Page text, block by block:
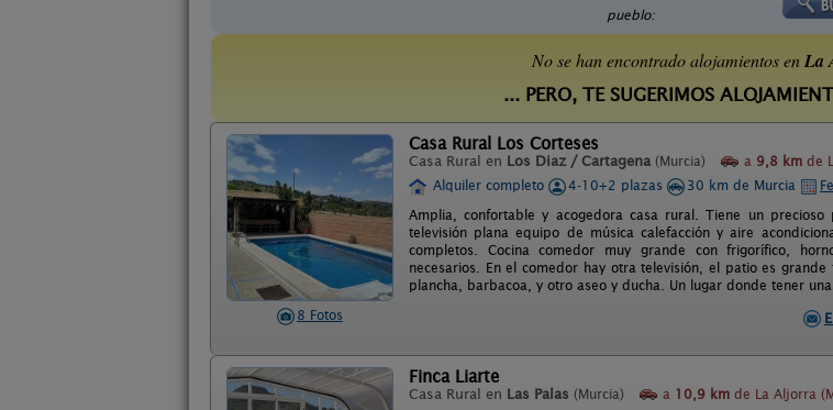
pueblo:
No se han encontrado alojamientos enLa
... PERO, TE SUGERIMOS
8 Fotos
Casa Rural Los Corteses
Casa Rural en Los Diaz / Cartagena (Murcia) a 9,8 km de
Alquiler completo
4-10+2 plazas 30 km de Murcia
Amplia, confortable y acogedora casa rural. Tiene un
televisión plana equipo de música calefacción y aire
completos. Cocina comedor muy grande con frigorífico,
necesarios. En el comedor hay otra televisión, el patio es
plancha, barbacoa, y otro aseo y ducha. Un lugar donde tener
Finca Liarte
Casa Rural en Las Palas (Murcia) a 10,9 km de La Aljorra